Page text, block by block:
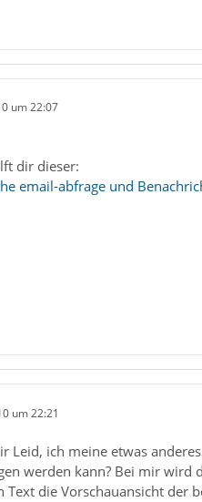
um 22:07
dir dieser:
email-abfrage und
um 22:21
Leid, ich meine etwas
werden kann? Bei mir wird
Text die Vorschauansicht der